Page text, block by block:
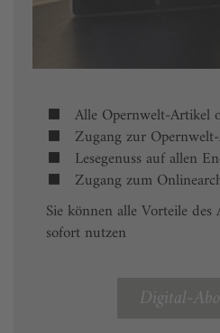
Alle Opernwelt-Artikel
Zugang zur
Lesegenuss auf allen
Zugang zum
Sie können alle Vorteile des
sofort nutzen
Digital-